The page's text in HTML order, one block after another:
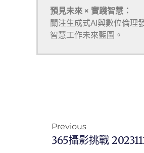
預見未來 × 實踐智慧：
關注生成式AI與數位倫理
智慧工作未來藍圖。
Previous
365攝影挑戰